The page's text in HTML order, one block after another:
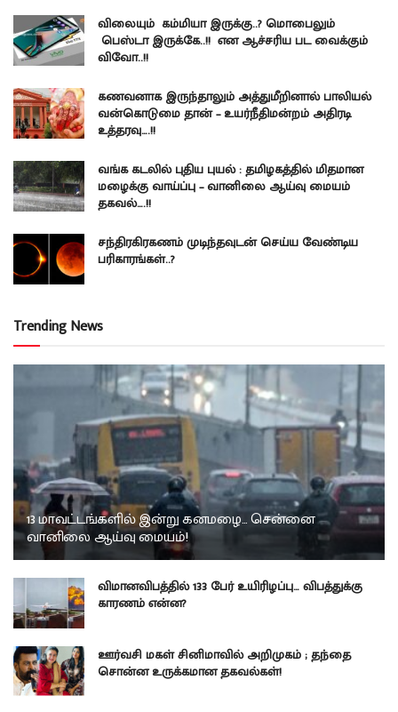
விலையும் கம்மியா இருக்கு..? மொபைலும்
பெஸ்டா இருக்கே..!! என ஆச்சரிய பட வைக்கும்
விவோ..!!
கணவனாக இருந்தாலும் அத்துமீறினால் பாலியல்
வன்கொடுமை தான் – உயர்நீதிமன்றம் அதிரடி
உத்தரவு….!!
வங்க கடலில் புதிய புயல் : தமிழகத்தில் மிதமான
மழைக்கு வாய்ப்பு – வானிலை ஆய்வு மையம்
தகவல்….!!
சந்திரகிரகணம் முடிந்தவுடன் செய்ய வேண்டிய
பரிகாரங்கள்..?
Trending News
13 மாவட்டங்களில் இன்று கனமழை… சென்னை
வானிலை ஆய்வு மையம்!
விமானவிபத்தில் 133 பேர் உயிரிழப்பு… விபத்துக்கு
காரணம் என்ன?
ஊர்வசி மகள் சினிமாவில் அறிமுகம் ; தந்தை
சொன்ன உருக்கமான தகவல்கள்!